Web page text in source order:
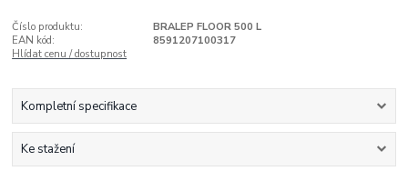
Číslo produktu:
BRALEP FLOOR 500 L
EAN kód:
8591207100317
Hlídat cenu / dostupnost
Kompletní specifikace
Ke stažení